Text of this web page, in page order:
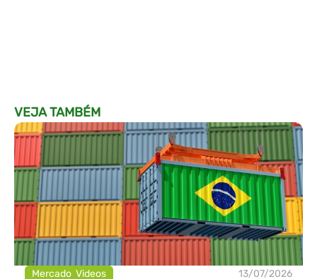
VEJA TAMBÉM
Mercado,Videos 13/07/2026